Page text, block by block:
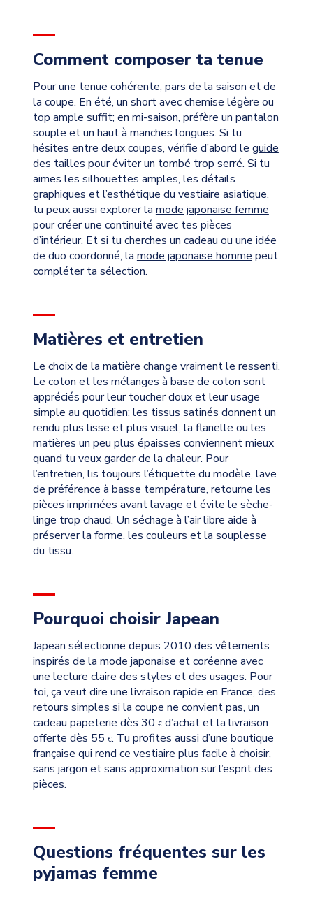
Comment composer ta tenue
Pour une tenue cohérente, pars de la saison et de
la coupe. En été, un short avec chemise légère ou
top ample suffit; en mi-saison, préfère un pantalon
souple et un haut à manches longues. Si tu
hésites entre deux coupes, vérifie d’abord le guide
des tailles pour éviter un tombé trop serré. Si tu
aimes les silhouettes amples, les détails
graphiques et l’esthétique du vestiaire asiatique,
tu peux aussi explorer la mode japonaise femme
pour créer une continuité avec tes pièces
d’intérieur. Et si tu cherches un cadeau ou une idée
de duo coordonné, la mode japonaise homme peut
compléter ta sélection.
Matières et entretien
Le choix de la matière change vraiment le ressenti.
Le coton et les mélanges à base de coton sont
appréciés pour leur toucher doux et leur usage
simple au quotidien; les tissus satinés donnent un
rendu plus lisse et plus visuel; la flanelle ou les
matières un peu plus épaisses conviennent mieux
quand tu veux garder de la chaleur. Pour
l’entretien, lis toujours l’étiquette du modèle, lave
de préférence à basse température, retourne les
pièces imprimées avant lavage et évite le sèche-
linge trop chaud. Un séchage à l’air libre aide à
préserver la forme, les couleurs et la souplesse
du tissu.
Pourquoi choisir Japean
Japean sélectionne depuis 2010 des vêtements
inspirés de la mode japonaise et coréenne avec
une lecture claire des styles et des usages. Pour
toi, ça veut dire une livraison rapide en France, des
retours simples si la coupe ne convient pas, un
cadeau papeterie dès 30 €d’achat et la livraison
offerte dès 55 €. Tu profites aussi d’une boutique
française qui rend ce vestiaire plus facile à choisir,
sans jargon et sans approximation sur l’esprit des
pièces.
Questions fréquentes sur les
pyjamas femme